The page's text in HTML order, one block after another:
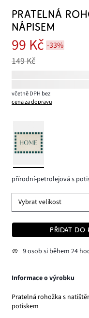
PRATELNÁ
NÁPISEM
99 Kč -33%
149 Kč
včetně DPH bez
cena za dopravu
přírodní-petrolejová s
Vybrat velikost
PŘIDAT DO
9 osob si během 24
Informace o výrobku
Pratelná rohožka s
potiskem